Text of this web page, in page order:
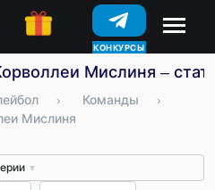
КОНКУРСЫ
Мислиня –
› Команды
›
Мислиня
▼